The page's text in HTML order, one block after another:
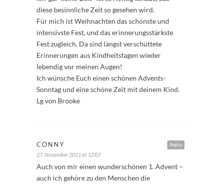
diese besinnliche Zeit so gesehen wird.
Für mich ist Weihnachten das schönste und
intensivste Fest, und das erinnerungsstärkste
Fest zugleich. Da sind längst verschüttete
Erinnerungen aus Kindheitstagen wieder
lebendig vor meinen Augen!
Ich wünsche Euch einen schönen Advents-
Sonntag und eine schöne Zeit mit deinem Kind.
Lg von Brooke
Reply
CONNY
27. November 2011 at 12:07
Auch von mir einen wunderschönen 1. Advent –
auch ich gehöre zu den Menschen die